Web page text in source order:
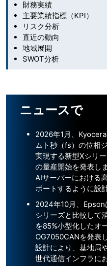
財務実績
主要業績指標（KPI）
リスク分析
直近の動向
地域展開
SWOT分析
ニュースで
2026年1月、
ムト秒（fs）の位相
実現する新型Xシリ
の量産開始を発表し
AIサーバーにおける
ポートするように設
2024年10月、
シリーズと比較して
を85%小型化したオ
OG7050CANを発表
設計により、基地局
世代通信インフラに